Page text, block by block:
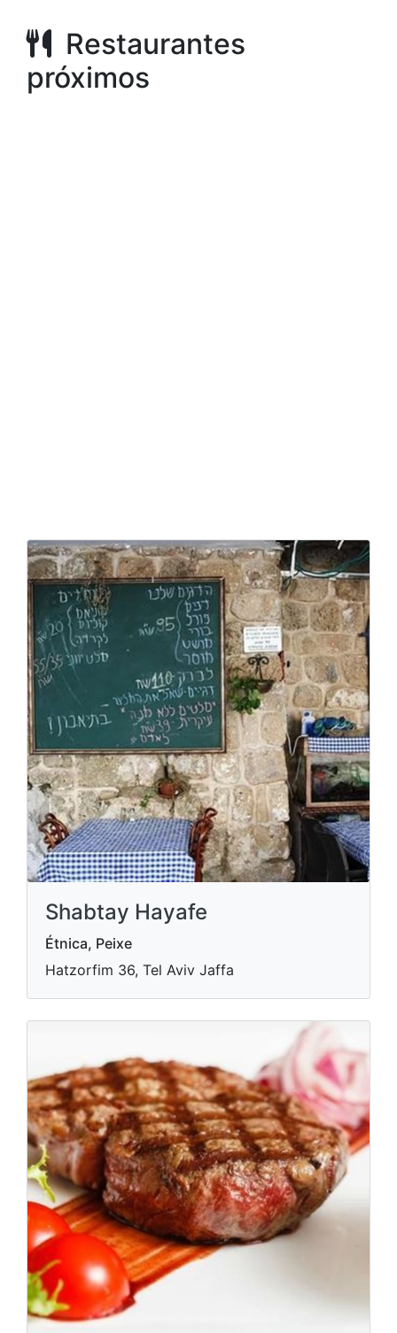
Restaurantes
próximos
Shabtay Hayafe
Étnica, Peixe
Hatzorfim 36, Tel Aviv Jaffa